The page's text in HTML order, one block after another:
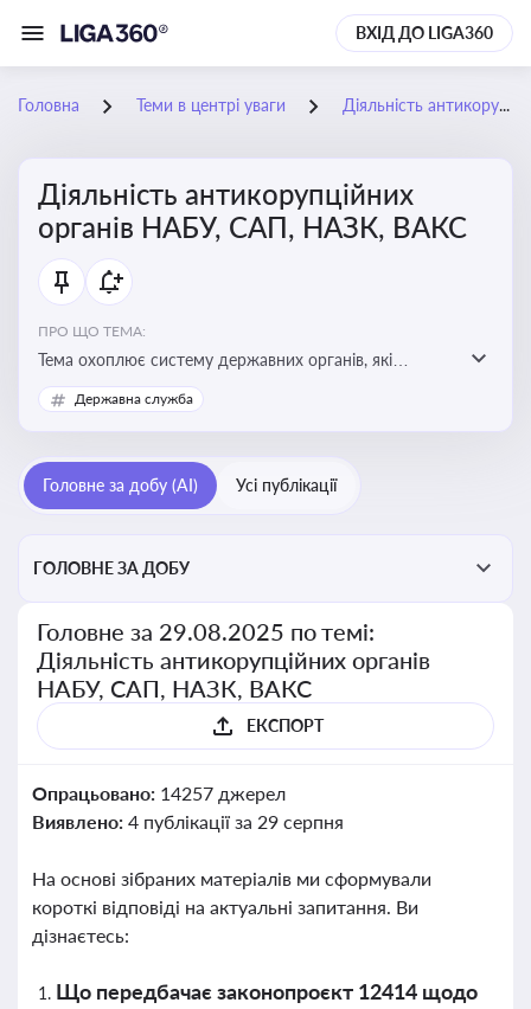
ВХІД ДО LIGA360
Головна Теми в центрі уваги Діяльність антикорупційних органів НАБУ, САП, НАЗК, ВАКС
Діяльність антикорупційних
органів НАБУ, САП, НАЗК, ВАКС
ПРО ЩО ТЕМА:
Тема охоплює систему державних органів, які
здійснюють запобігання, виявлення та розслідування
корупційних правопорушень, що є ключовим
у державному управлінні та бізнесі
Державна служба
Головне за добу (AI) Усі публікації
ГОЛОВНЕ ЗА ДОБУ
Головне за 29.08.2025 по темі:
Діяльність антикорупційних органів
НАБУ, САП, НАЗК, ВАКС
ЕКСПОРТ
Опрацьовано: 14257 джерел
Виявлено: 4 публікації за 29 серпня
На основі зібраних матеріалів ми сформували
короткі відповіді на актуальні запитання. Ви
дізнаєтесь:
Що передбачає законопроєкт 12414 щодо